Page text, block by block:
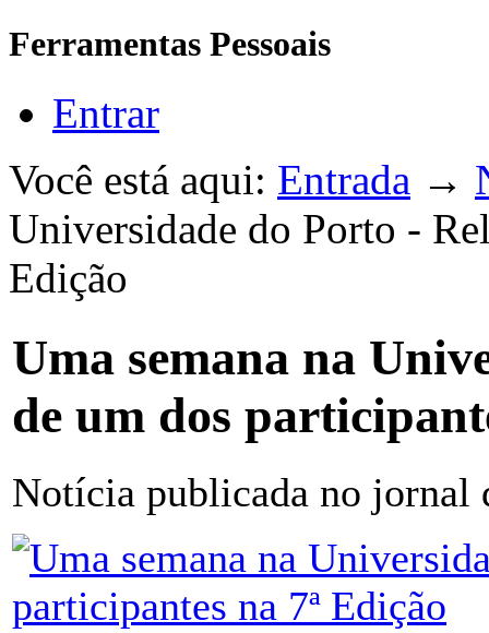
Ferramentas Pessoais
Entrar
Você está aqui: Entrada →
Universidade do Porto -
Edição
Uma semana na
de um dos
Notícia publicada no jornal